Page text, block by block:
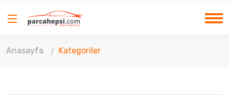
Anasayfa Kategoriler